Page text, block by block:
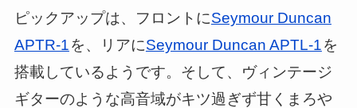
ピックアップは、フロントにSeymour Duncan
APTR-1を、リアにSeymour Duncan APTL-1を
搭載しているようです。そして、ヴィンテージ
ギターのような高音域がキツ過ぎず甘くまろや